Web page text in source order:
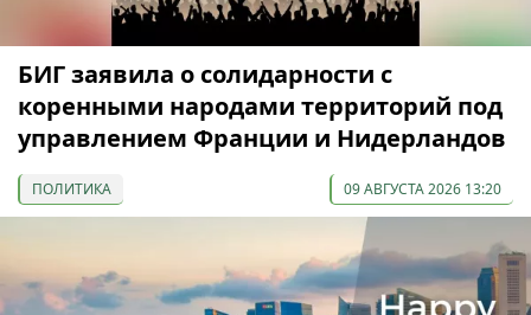
БИГ заявила о солидарности с
коренными народами территорий под
управлением Франции и Нидерландов
ПОЛИТИКА 09 АВГУСТА 2026 13:20